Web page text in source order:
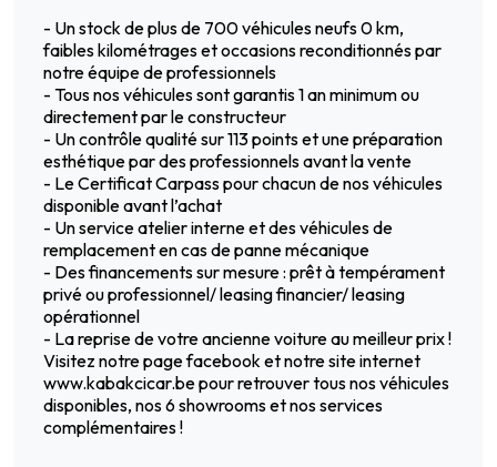
- Un stock de plus de 700 véhicules neufs 0 km,
faibles kilométrages et occasions reconditionnés par
notre équipe de professionnels
- Tous nos véhicules sont garantis 1 an minimum ou
directement par le constructeur
- Un contrôle qualité sur 113 points et une préparation
esthétique par des professionnels avant la vente
- Le Certificat Carpass pour chacun de nos véhicules
disponible avant l’achat
- Un service atelier interne et des véhicules de
remplacement en cas de panne mécanique
- Des financements sur mesure : prêt à tempérament
privé ou professionnel/ leasing financier/ leasing
opérationnel
- La reprise de votre ancienne voiture au meilleur prix !
Visitez notre page facebook et notre site internet
www.kabakcicar.be pour retrouver tous nos véhicules
disponibles, nos 6 showrooms et nos services
complémentaires !